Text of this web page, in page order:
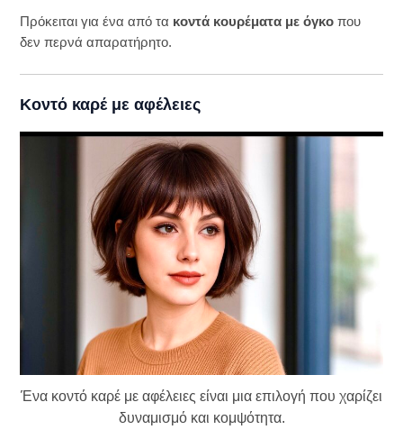
Πρόκειται για ένα από τα κοντά κουρέματα με όγκο που
δεν περνά απαρατήρητο.
Κοντό καρέ με αφέλειες
Ένα κοντό καρέ με αφέλειες είναι μια επιλογή που χαρίζει
δυναμισμό και κομψότητα.